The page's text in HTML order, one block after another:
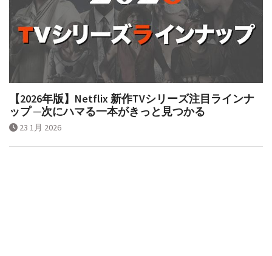
【2026年版】Netflix 新作TVシリーズ注目ラインナ
ップ ─次にハマる一本がきっと見つかる
23 1月 2026